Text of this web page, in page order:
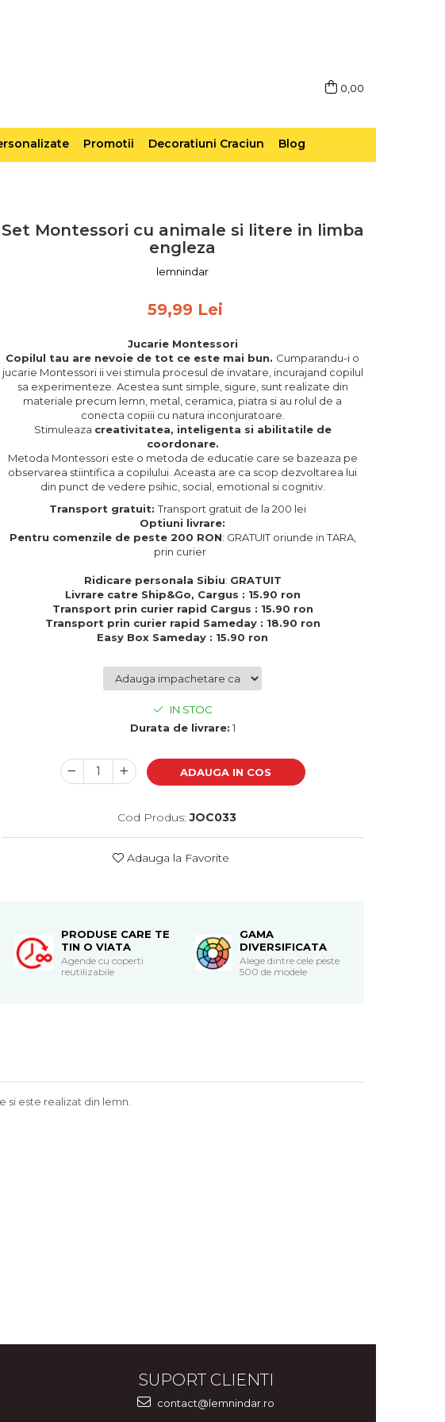
0,00
Promotii Decoratiuni Craciun Blog
Set Montessori cu animale si litere in limba
engleza
lemnindar
59,99 Lei
Jucarie Montessori
Copilul tau are nevoie de tot ce este mai bun. Cumparandu-i o
jucarie Montessori ii vei stimula procesul de invatare, incurajand copilul
sa experimenteze. Acestea sunt simple, sigure, sunt realizate din
materiale precum lemn, metal, ceramica, piatra si au rolul de a
conecta copiii cu natura inconjuratoare.
Stimuleaza creativitatea, inteligenta si abilitatile de
coordonare.
Metoda Montessori este o metoda de educatie care se bazeaza pe
observarea stiintifica a copilului. Aceasta are ca scop dezvoltarea lui
din punct de vedere psihic, social, emotional si cognitiv.
Transport gratuit:Transport gratuit de la 200 lei
Optiuni livrare:
Pentru comenzile de peste 200 RON: GRATUIT oriunde in TARA,
prin curier
Ridicare personala Sibiu: GRATUIT
Livrare catre Ship&Go, Cargus : 15.90 ron
Transport prin curier rapid Cargus : 15.90 ron
Transport prin curier rapid Sameday : 18.90 ron
Easy Box Sameday : 15.90 ron
IN STOC
Durata de livrare: 1
ADAUGA IN COS
Cod Produs: JOC033
Adauga la Favorite
PRODUSE CARE TE
TIN O VIATA
Agende cu coperti
reutilizabile
GAMA
DIVERSIFICATA
Alege dintre cele peste
500 de modele
si este realizat din lemn.
SUPORT CLIENTI
contact@lemnindar.ro